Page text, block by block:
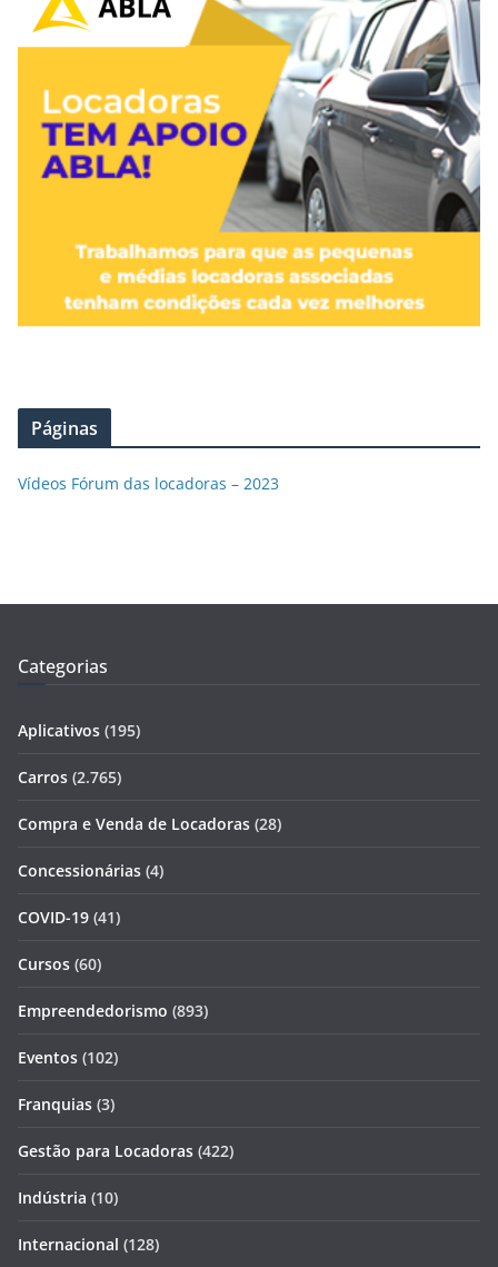
Páginas
Vídeos Fórum das locadoras – 2023
Categorias
Aplicativos (195)
Carros (2.765)
Compra e Venda de Locadoras (28)
Concessionárias (4)
COVID-19 (41)
Cursos (60)
Empreendedorismo (893)
Eventos (102)
Franquias (3)
Gestão para Locadoras (422)
Indústria (10)
Internacional (128)